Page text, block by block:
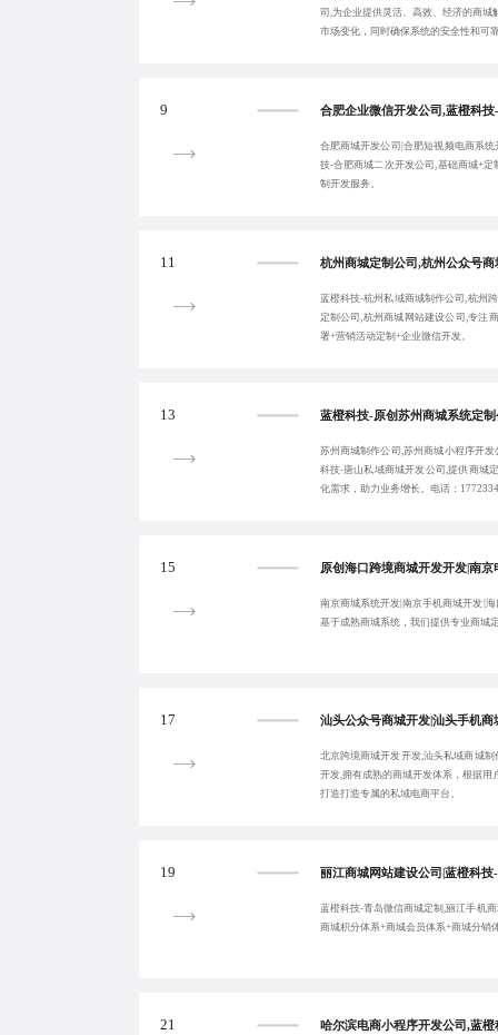
司,为企业提供灵活、高效、经济的商城
市场变化，同时确保系统的安全性和可
9
合肥商城开发公司|合肥短视频电商系
技-合肥商城二次开发公司,基础商城+
制开发服务。
11
蓝橙科技-杭州私域商城制作公司,杭州
定制公司,杭州商城网站建设公司,专注
署+营销活动定制+企业微信开发。
13
苏州商城制作公司,苏州商城小程序开
科技-唐山私域商城开发公司,提供商城
化需求，助力业务增长。电话：
15
南京商城系统开发|南京手机商城开发|
基于成熟商城系统，我们提供专业商城
17
北京跨境商城开发开发,汕头私域商城
开发,拥有成熟的商城开发体系，根据用
打造打造专属的私域电商平台。
19
蓝橙科技-青岛微信商城定制,丽江手机
商城积分体系+商城会员体系+商城分销
21